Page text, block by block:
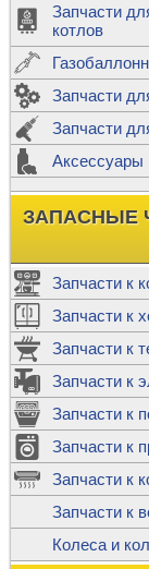
Запчасти
котлов
Запчасти
Запчасти
Аксессуары
ЗАПАСНЫЕ
Запчасти к
Запчасти к
Запчасти к
Запчасти к
Запчасти к
Запчасти к
Запчасти к
Запчасти к
Колеса и